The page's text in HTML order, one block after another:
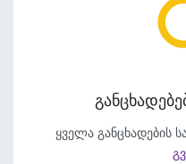
ყველა განცხადების